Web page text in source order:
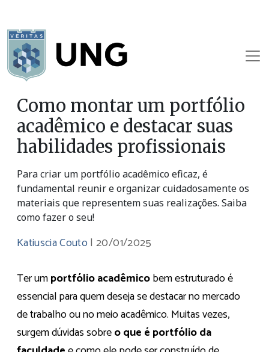
Como montar um portfólio
acadêmico e destacar suas
habilidades profissionais
Para criar um portfólio acadêmico eficaz, é
fundamental reunir e organizar cuidadosamente os
materiais que representem suas realizações. Saiba
como fazer o seu!
Katiuscia Couto |20/01/2025
Ter umportfólio acadêmicobem estruturado é
essencial para quem deseja se destacar no mercado
de trabalho ou no meio acadêmico. Muitas vezes,
surgem dúvidas sobreo que é portfólio da